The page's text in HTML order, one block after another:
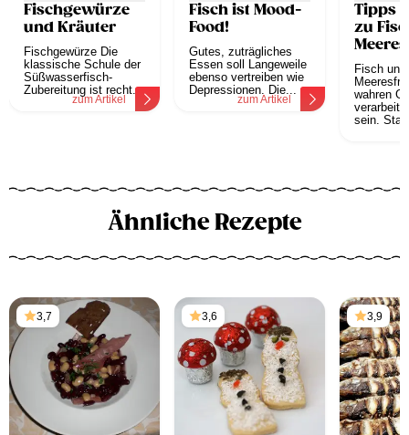
Fischgewürze
und Kräuter
Fischgewürze Die
klassische Schule der
Süßwasserfisch-
Zubereitung ist recht...
zum Artikel
Fisch ist Mood-
Food!
Gutes, zuträgliches
Essen soll Langeweile
ebenso vertreiben wie
Depressionen. Die...
zum Artikel
Tipps
zu
Fisch und
wahren
sein.
Ähnliche Rezepte
3,7 3,6 3,9